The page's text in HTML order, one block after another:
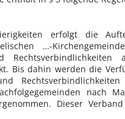
erfolgt die
…-
Bis dahin werden die
nach
Dieser